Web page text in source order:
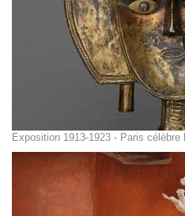
Exposition 1913-1923 - Paris